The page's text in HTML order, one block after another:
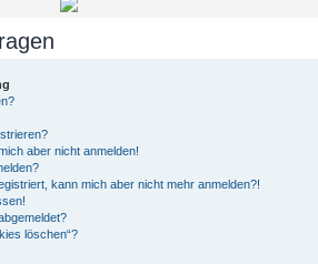
aber nicht anmelden!
kann mich aber nicht mehr anmelden?!
löschen“?